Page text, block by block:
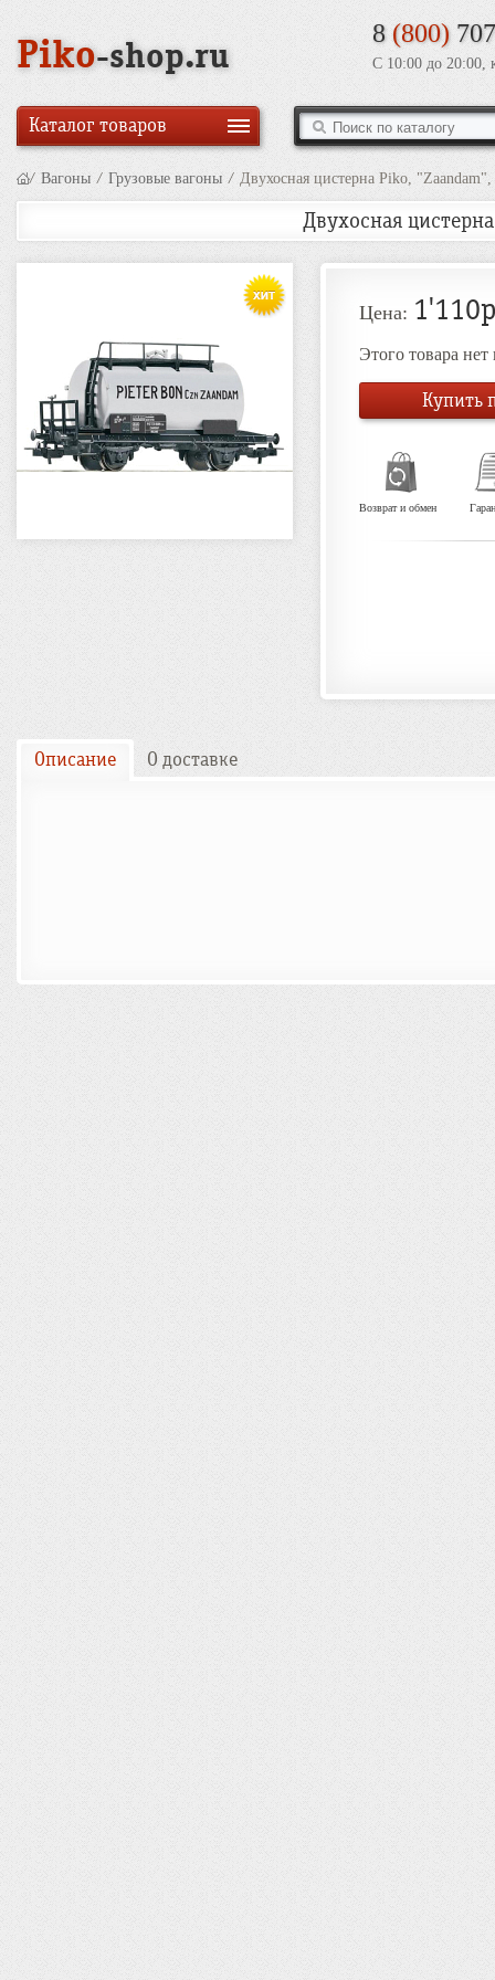
Piko-shop.ru
8 (800)
С 10:00 до 20:00,
Каталог товаров
/ Вагоны / Грузовые вагоны / Двухосная цистерна Piko,
Двухосная
Цена:
Этого товара
Купить
Возврат и обмен
Описание О доставке